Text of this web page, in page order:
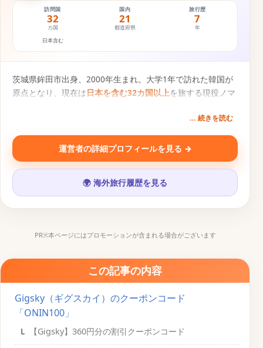
訪問国
32
カ国
日本含む
国内
21
都道府県
旅行歴
7
年
茨城県鉾田市出身、2000年生まれ。大学1年で訪れた韓国が
原点となり、現在は日本を含む32カ国以上を旅する現役ノマ
を」という想いから、旅行クーポン比較サービス『トクた
び』を運営。一次情報にもとづく旅行コンテンツを発信中。
SNS・運営メディア
♪
… 続きを読む
運営者の詳細プロフィールを見る →
🌍 海外旅行履歴を見る
PR※本ページにはプロモーションが含まれる場合がございます
この記事の内容
Gigsky（ギグスカイ）のクーポンコード
「ONIN100」
【Gigsky】360円分の割引クーポンコード